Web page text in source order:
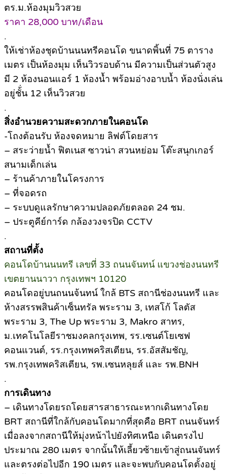
ตร.ม.ห้องมุมวิวสวย
ราคา 28,000 บาท/เดือน
.
ให้เช่าห้องชุดบ้านนนทรีคอนโด ขนาดพิ้นที่ 75 ตาราง
เมตร เป็นห้องมุม เห็นวิวรอบด้าน มีความเป็นส่วนตัวสูง
มี 2 ห้องนอนแอร์ 1 ห้องน้ำ พร้อมอ่างอาบน้ำ ห้องนั่งเล่น
อยู่ชั้่น 12 เห็นวิวสวย
.
สิ่งอำนวยความสะดวกภายในคอนโด
-โถงต้อนรับ ห้องจดหมาย ลิฟต์โดยสาร
– สระว่ายน้ำ ฟิตเนส ซาวน่า สวนหย่อม โต๊ะสนุกเกอร์
สนามเด็กเล่น
– ร้านค้าภายในโครงการ
– ที่จอดรถ
– ระบบดูแลรักษาความปลอดภัยตลอด 24 ชม.
– ประตูคีย์การ์ด กล้องวงจรปิด CCTV
.
สถานที่ตั้ง
คอนโดบ้านนนทรี เลขที่ 33 ถนนจันทน์ แขวงช่องนนทรี
เขตยานนาวา กรุงเทพฯ 10120
คอนโดอยู่บนถนนจ้นทน์ ใกล้ BTS สถานีช่องนนทรี และ
ห้างสรรพสินค้าเซ็นทรัล พระราม 3, เทสโก้ โลตัส
พระราม 3, The Up พระราม 3, Makro สาทร,
ม.เทคโนโลยีราชมงคลกรุงเทพ, รร.เซนต์โยเซฟ
คอนแวนต์, รร.กรุงเทพคริสเตียน, รร.อัสสัมชัญ,
รพ.กรุงเทพคริสเตียน, รพ.เซนหลุยส์ และ รพ.BNH
.
การเดินทาง
– เดินทางโดยรถโดยสารสาธารณะหากเดินทางโดย
BRT สถานีที่ใกล้กับคอนโดมากที่สุดคือ BRT ถนนจันทร์
เมื่อลงจากสถานีให้มุ่งหน้าไปยังทิศเหนือ เดินตรงไป
ประมาณ 280 เมตร จากนั้นให้เลี้ยวซ้ายเข้าสู่ถนนจันทร์
และตรงต่อไปอีก 190 เมตร และจะพบกับคอนโดตั้งอยู่